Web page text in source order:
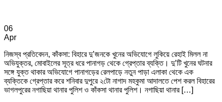
06
Apr
নিজস্ব প্রতিবেদন, কাঁকসা: বিহারে দু’জনকে খুনের অভিযোগে লুকিয়ে রেহাই মিলল না
অভিযুক্তর, মোবাইলের সূত্র ধরে পানাগড় থেকে গ্রেপ্তার ব্যক্তি। দু’টি খুনের ঘটনার
সঙ্গে যুক্ত থাকার অভিযোগে পানাগড়ের রেলপাড়ে নতুন পাড়া এলাকা থেকে এক
ব্যক্তিকে গ্রেপ্তার করে শনিবার দুপুরে ২টো নাগাদ মহকুমা আদালতে পেশ করল বিহারের
ভাগলপুরের নগাছিয়া থানার পুলিশ ও কাঁকসা থানার পুলিশ। নগাছিয়া থানার […]